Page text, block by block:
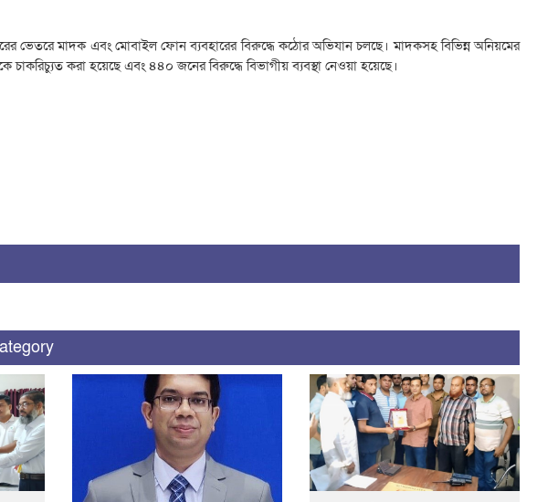
ভেতরে মাদক এবং মোবাইল ফোন ব্যবহারের বিরুদ্ধে কঠোর অভিযান চলছে। মাদকসহ বিভিন্ন অনিয়মের
করা হয়েছে এবং ৪৪০ জনের বিরুদ্ধে বিভাগীয় ব্যবস্থা নেওয়া হয়েছে।